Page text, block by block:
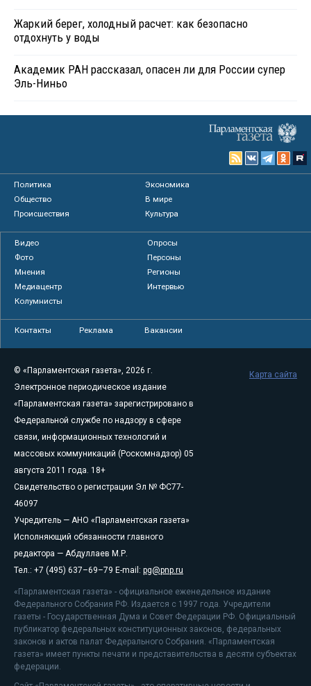
Жаркий берег, холодный расчет: как безопасно
отдохнуть у воды
Академик РАН рассказал, опасен ли для России супер
Эль-Ниньо
Политика
Экономика
Общество
В мире
Происшествия
Культура
Видео
Опросы
Фото
Персоны
Мнения
Регионы
Медиацентр
Интервью
Колумнисты
Контакты Реклама Вакансии
© «Парламентская газета», 2026 г.
Электронное периодическое издание
«Парламентская газета» зарегистрировано в
Федеральной службе по надзору в сфере
связи, информационных технологий и
массовых коммуникаций (Роскомнадзор) 05
августа 2011 года. 18+
Свидетельство о регистрации Эл № ФС77-
46097
Учредитель — АНО «Парламентская газета»
Исполняющий обязанности главного
редактора — Абдуллаев М.Р.
Тел.: +7 (495) 637–69–79 E-mail: pg@pnp.ru
«Парламентская газета» - официальное еженедельное издание
Федерального Собрания РФ. Издается с 1997 года. Учредители
газеты - Государственная Дума и Совет Федерации РФ. Официальный
публикатор федеральных конституционных законов, федеральных
законов и актов палат Федерального Собрания. «Парламентская
газета» имеет пункты печати и представительства в десяти субъектах
федерации.
Карта сайта